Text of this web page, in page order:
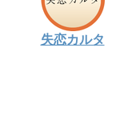
失恋カルタ